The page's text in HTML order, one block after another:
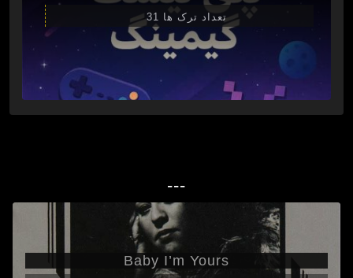
تعداد ترک ها 31
---
Baby I’m Yours